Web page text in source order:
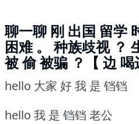
聊一聊 刚 出国 留学
困难 。 种族歧视 ？
被 偷 被骗 ？【 边 喝
hello 大家 好 我 是 铛铛
hello 我 是 铛铛 老公